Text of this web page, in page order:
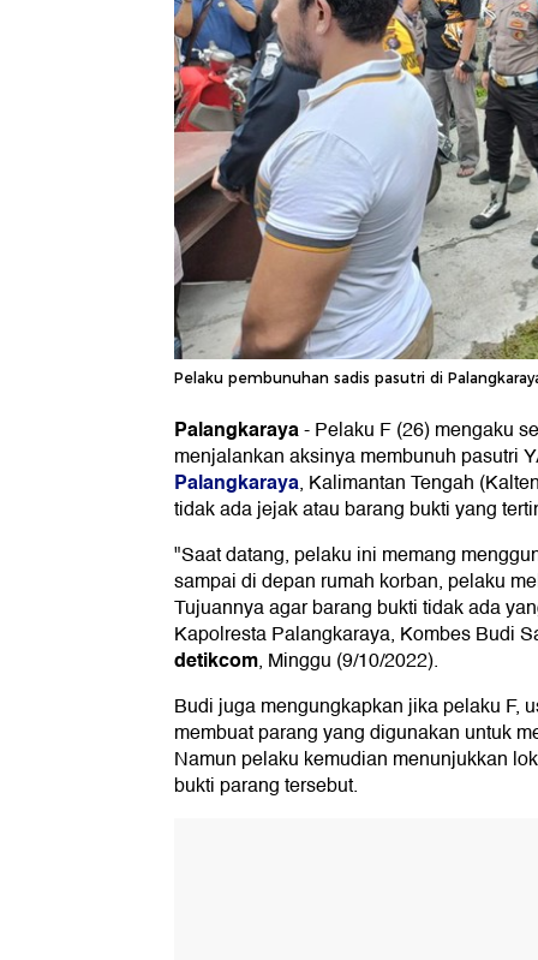
Pelaku pembunuhan sadis pasutri di
Palangkaraya-Pelaku F (26) mengaku
menjalankan aksinya membunuh pasutri
Palangkaraya, Kalimantan Tengah
tidak ada jejak atau barang bukti yang
"Saat datang, pelaku ini memang
sampai di depan rumah korban, pelaku
Tujuannya agar barang bukti tidak ada
Kapolresta Palangkaraya, Kombes Budi
detikcom, Minggu (9/10/2022).
Budi juga mengungkapkan jika pelaku F,
membuat parang yang digunakan untuk
Namun pelaku kemudian menunjukkan
bukti parang tersebut.